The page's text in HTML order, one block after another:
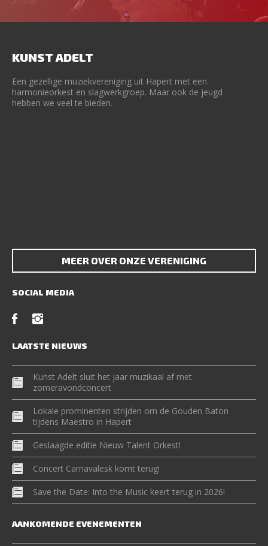
KUNST ADELT
Een gezellige muziekvereniging uit Hapert met een
harmonieorkest en slagwerkgroep. Maar ook de jeugd
hebben we veel te bieden.
MEER OVER ONZE VERENIGING
SOCIAL MEDIA
LAATSTE NIEUWS
Kunst Adelt sluit het jaar muzikaal af met
zomeravondconcert
Lokale prominenten strijden om de Gouden Baton
tijdens Maestro in Hapert
Geslaagde editie Nieuw Talent Orkest!
Concert Carnavalesk komt terug!
Save the Date: Into the Music keert terug in 2026!
AANKOMENDE EVENEMENTEN